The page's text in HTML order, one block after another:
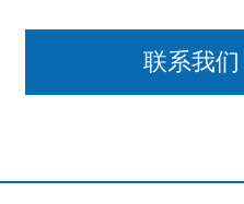
联系我们